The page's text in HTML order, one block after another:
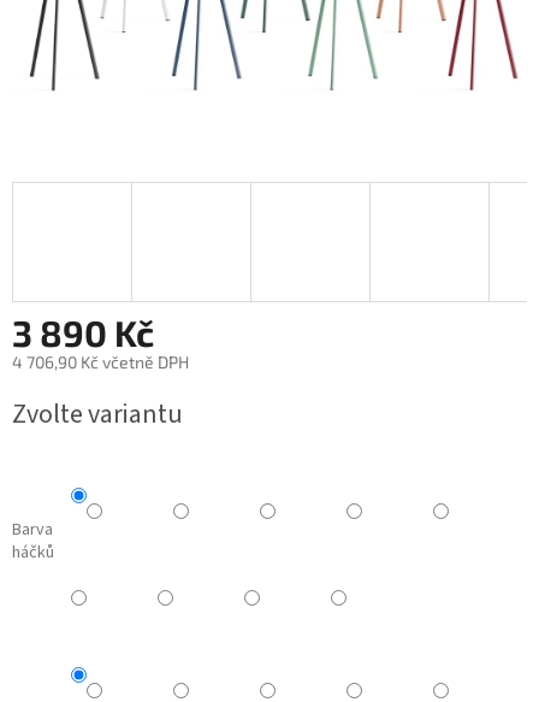
3 890 Kč
4 706,90 Kč včetně DPH
cena:
Zvolte variantu
Barva
háčků